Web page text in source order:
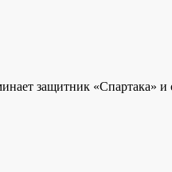
защитник «Спартака»